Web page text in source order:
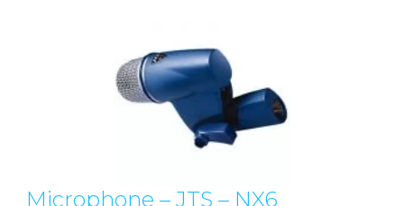
Microphone – JTS – NX6